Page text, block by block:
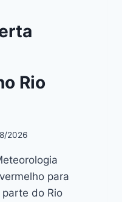
Rio
2026
para
do Rio